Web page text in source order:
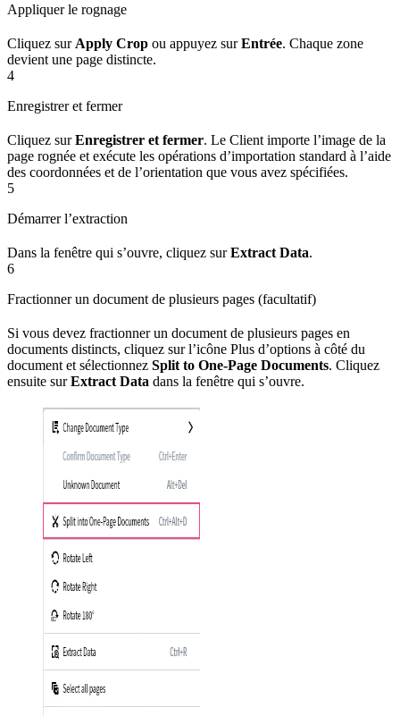
Appliquer le rognage
Cliquez sur Apply Crop ou appuyez surEntrée. Chaque zone
devient une page distincte.
4
Enregistrer et fermer
Cliquez surEnregistrer et fermer. Le Client importe l’image de la
page rognée et exécute les opérations d’importation standard à l’aide
des coordonnées et de l’orientation que vous avez spécifiées.
5
Démarrer l’extraction
Dans la fenêtre qui s’ouvre, cliquez surExtract Data.
6
Fractionner un document de plusieurs pages (facultatif)
Si vous devez fractionner un document de plusieurs pages en
documents distincts, cliquez sur l’icône Plus d’options à côté du
document et sélectionnez Split to One-Page Documents. Cliquez
ensuite surExtract Data dans la fenêtre qui s’ouvre.